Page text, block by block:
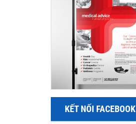
KẾT NỐI FACEBOOK